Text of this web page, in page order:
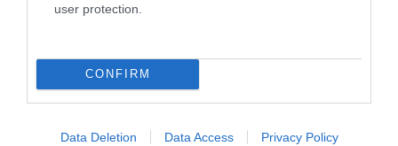
user protection.
CONFIRM
Data Deletion Data Access Privacy Policy